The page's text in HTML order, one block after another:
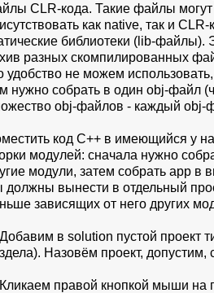
CLR-кода. Такие файлы
как native, так и
библиотеки (lib-
разных скомпилированных
удобство не можем
нужно собрать в один obj-файл
obj-файлов - каждый obj-
код C++ в имеющийся у
модулей: сначала нужно
модули, затем собрать app в
должны вынести в отдельный
зависящих от него других
в solution пустой проект
Назовём проект, допустим,
правой кнопкой мыши на